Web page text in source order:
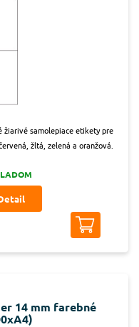
žiarivé samolepiace etikety pre
žltá, zelená a oranžová.
14 mm farebné